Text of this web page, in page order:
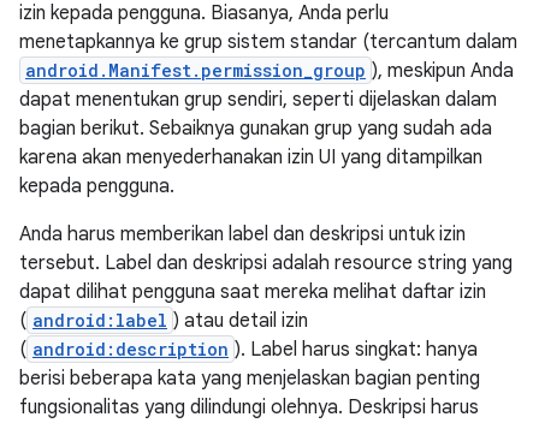
izin kepada pengguna. Biasanya, Anda perlu
menetapkannya ke grup sistem standar (tercantum dalam
android.Manifest.permission_group ), meskipun Anda
dapat menentukan grup sendiri, seperti dijelaskan dalam
bagian berikut. Sebaiknya gunakan grup yang sudah ada
karena akan menyederhanakan izin UI yang ditampilkan
kepada pengguna.
Anda harus memberikan label dan deskripsi untuk izin
tersebut. Label dan deskripsi adalah resource string yang
dapat dilihat pengguna saat mereka melihat daftar izin
( android:label ) atau detail izin
( android:description ). Label harus singkat: hanya
berisi beberapa kata yang menjelaskan bagian penting
fungsionalitas yang dilindungi olehnya. Deskripsi harus